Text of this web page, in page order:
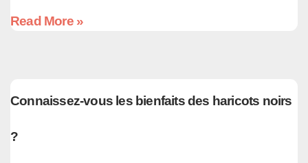
Read More »
Connaissez-vous les bienfaits des haricots noirs
?